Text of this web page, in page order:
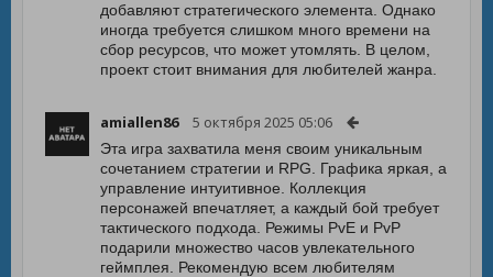
добавляют стратегического элемента. Однако
иногда требуется слишком много времени на
сбор ресурсов, что может утомлять. В целом,
проект стоит внимания для любителей жанра.
amiallen86 5 октября 2025 05:06
Эта игра захватила меня своим уникальным
сочетанием стратегии и RPG. Графика яркая, а
управление интуитивное. Коллекция
персонажей впечатляет, а каждый бой требует
тактического подхода. Режимы PvE и PvP
подарили множество часов увлекательного
геймплея. Рекомендую всем любителям